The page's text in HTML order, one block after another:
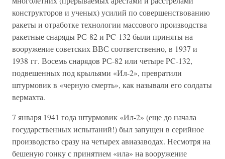
конструкторов и ученых) усилий по совершенствованию
ракеты и отработке технологии массового производства
ракетные снаряды РС-82 и PC-132 были приняты на
вооружение советских ВВС соответственно, в 1937 и
1938 гг. Восемь снарядов РС-82 или четыре PC-132,
подвешенных под крыльями «Ил-2», превратили
штурмовик в «черную смерть», как называли его солдаты
вермахта.
7 января 1941 года штурмовик «Ил-2» (еще до начала
государственных испытаний!) был запущен в серийное
производство сразу на четырех авиазаводах. Несмотря на
бешеную гонку с принятием «ила» на вооружение